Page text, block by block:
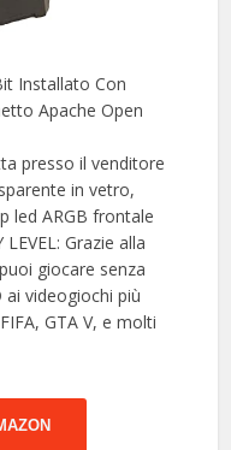
Installato Con
Apache Open
presso il venditore
in vetro,
led ARGB frontale
LEVEL: Grazie alla
giocare senza
videogiochi più
GTA V, e molti